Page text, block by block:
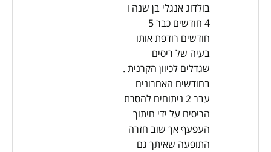
בולדוג אנגלי בן שנה ו
4 חודשים כבר 5
חודשים רודפת אותו
בעיה של ריסים
שגדלים לכיוון הקרנית .
בחודשים האחרונים
עבר 2 ניתוחים להסרת
הריסים על ידי חיתוך
העפעף אך שוב חזרה
התופעה שאיתך גם